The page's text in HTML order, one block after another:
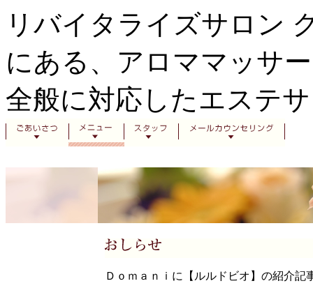
リバイタライズサロン
にある、アロママッサ
全般に対応したエステ
Ｄｏｍａｎｉに【ルルドビオ】の紹介記